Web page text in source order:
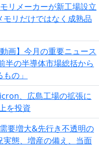
リメーカーが新工場設立
モリだけではなく成熟品
画】今月の重要ニュース
半の半導体市場総括から
の」
、広島工場の拡張に
を投資
要増大&先行き不透明の
実態、増産の備え、当面